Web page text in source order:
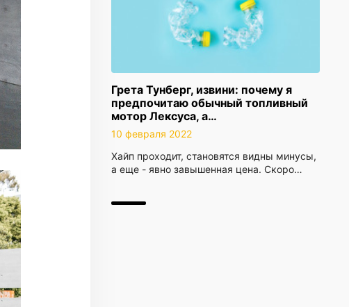
Грета Тунберг, извини: почему я
предпочитаю обычный топливный
мотор Лексуса, а…
10 февраля 2022
Хайп проходит, становятся видны минусы,
а еще - явно завышенная цена. Скоро…